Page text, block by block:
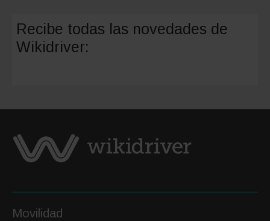
Recibe todas las novedades de
Wikidriver:
Movilidad